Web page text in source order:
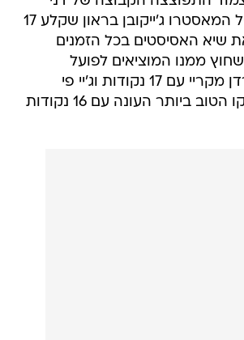
פרנקו בניצוחו של המאסטרו ג'ייקובן בראון שקלע 17
שיא האסיסטים בכל הזמנים
עם 16, כשחוץ ממנו המוציאים לפועל
העיקריים היו ג'ורדן מקריי עם 17 נקודות וג'יי פי
טוקוטו עם משחקו הטוב ביותר העונה עם 16 נקודות